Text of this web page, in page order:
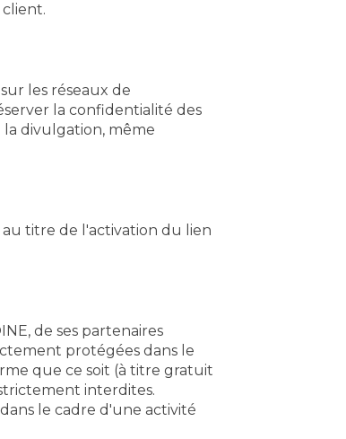
les réseaux de
la confidentialité des
la divulgation, même
titre de l'activation du lien
de ses partenaires
protégées dans le
que ce soit (à titre gratuit
interdites.
le cadre d'une activité